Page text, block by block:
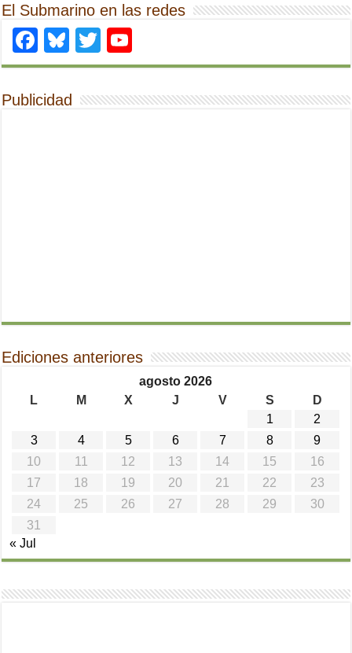
El Submarino en las redes
Facebook
Bluesky
Twitter
Publicidad
Ediciones anteriores
agosto 2026
L
M X J V S
D
1
2
3
4 5 6 7 8
9
10
11 12 13 14 15
16
17
18 19 20 21 22
23
24
25 26 27 28 29
30
31
« Jul